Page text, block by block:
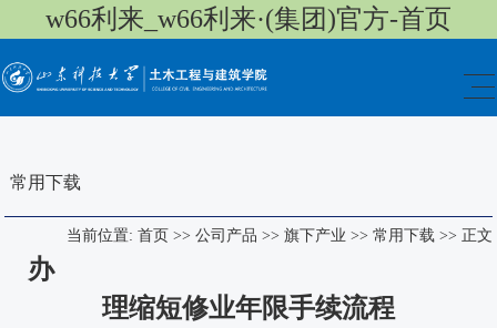
w66利来_w66利来·(集团)官方-首页
常用下载
当前位置: 首页 >> 公司产品 >> 旗下产业 >> 常用下载>> 正文
办
理缩短修业年限手续流程